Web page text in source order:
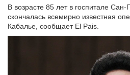
В возрасте 85 лет в госпитале
скончалась всемирно известная
Кабалье, сообщает El Pais.